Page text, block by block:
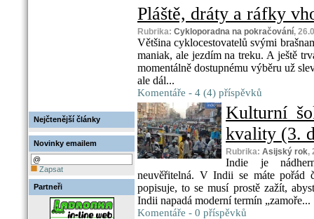
Nejčtenější články
Novinky emailem
Zapsat
Partneři
Pláště, dráty a ráfky
Rubrika: Cykloporadna na pokračování,
Většina cyklocestovatelů svými
maniak, ale jezdím na treku. A ještě
momentálně dostupnému výběru už
ale dál...
Komentáře - 4 (4) příspěvků
Kulturní
kvality (3.
Rubrika: Asijský rok,
Indie je
neuvěřitelná. V Indii se máte pořád
popisuje, to se musí prostě zažít,
Indii napadá moderní termín „zamoře...
Komentáře - 0 příspěvků